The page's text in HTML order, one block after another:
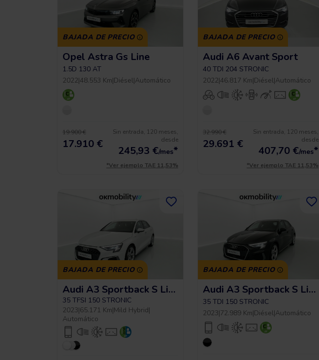
BAJADA DE PRECIO
Opel Astra Gs Line
1.5D 130 AT
2022|48.553 Km|Diésel|Automático
19.900 €
17.910 €
Sin entrada, 120 meses,
desde
245,93 €/mes*
*Ver ejemplo TAE 11,53%
BAJADA DE PRECIO
Audi A6 Avant Sport
40 TDI 204 STRONIC
2022|46.817 Km|Diésel|Automático
32.990 €
29.691 €
Sin entrada, 120 meses,
desde
407,70 €/mes*
*Ver ejemplo TAE 11,53%
BAJADA DE PRECIO
Audi A3 Sportback S Line
35 TFSI 150 STRONIC
2023|65.171 Km|Mild Hybrid|
Automático
BAJADA DE PRECIO
Audi A3 Sportback S Line
35 TDI 150 STRONIC
2023|72.989 Km|Diésel|Automático